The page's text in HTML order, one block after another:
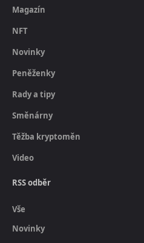
Magazín
NFT
Novinky
Peněženky
Rady a tipy
Směnárny
Těžba kryptoměn
Video
RSS odběr
Vše
Novinky